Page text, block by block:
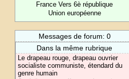
France Vers 6è république
Union européenne
Messages de forum: 0
Dans la même rubrique
Le drapeau rouge, drapeau ouvrier
socialiste communiste, étendard du
genre humain